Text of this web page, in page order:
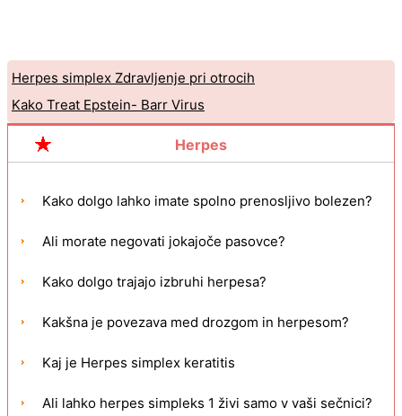
Herpes simplex Zdravljenje pri otrocih
Kako Treat Epstein- Barr Virus
Herpes
Kako dolgo lahko imate spolno prenosljivo bolezen?
Ali morate negovati jokajoče pasovce?
Kako dolgo trajajo izbruhi herpesa?
Kakšna je povezava med drozgom in herpesom?
Kaj je Herpes simplex keratitis
Ali lahko herpes simpleks 1 živi samo v vaši sečnici?